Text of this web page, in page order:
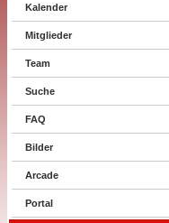
Kalender
Mitglieder
Team
Suche
FAQ
Bilder
Arcade
Portal